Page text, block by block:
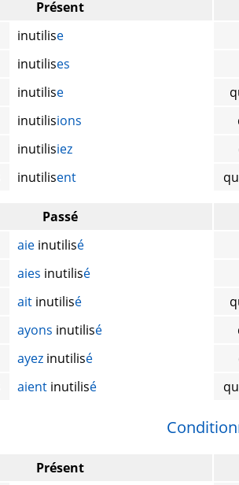
Présent
inutilise
inutilises
inutilise
inutilisions
inutilisiez
inutilisent
Passé
aie inutilisé
aies inutilisé
ait inutilisé
ayons inutilisé
ayez inutilisé
aient inutilisé
Présent